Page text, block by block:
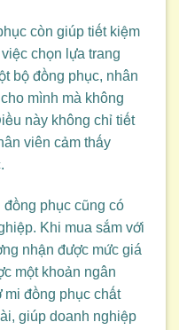
còn giúp tiết kiệm
chọn lựa trang
bộ đồng phục, nhân
mình mà không
này không chỉ tiết
viên cảm thấy
phục cũng có
Khi mua sắm với
nhận được mức giá
một khoản ngân
đồng phục chất
giúp doanh nghiệp